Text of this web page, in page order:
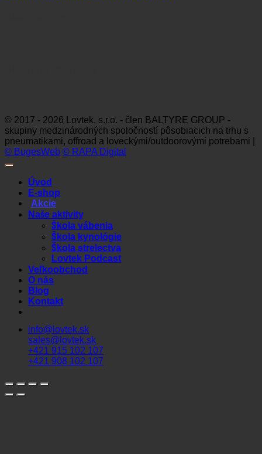
© 2017 - 2026 Lovtek, s.r.o. - člen BALTYRE GROUP -
skupiny medzinárodných spoločností pôsobiacich na trhu s
pneumatikami, offroad a loveckými/outdoorovými potrebami |
© BugesWeb © RAPA Digital
Úvod
E-shop
Akcie
Naše aktivity
Škola vábenia
Škola kynológie
Škola strelectva
Lovtek Podcast
Veľkoobchod
O nás
Blog
Kontakt
info@lovtek.sk
sales@lovtek.sk
+421 915 102 107
+421 908 102 107